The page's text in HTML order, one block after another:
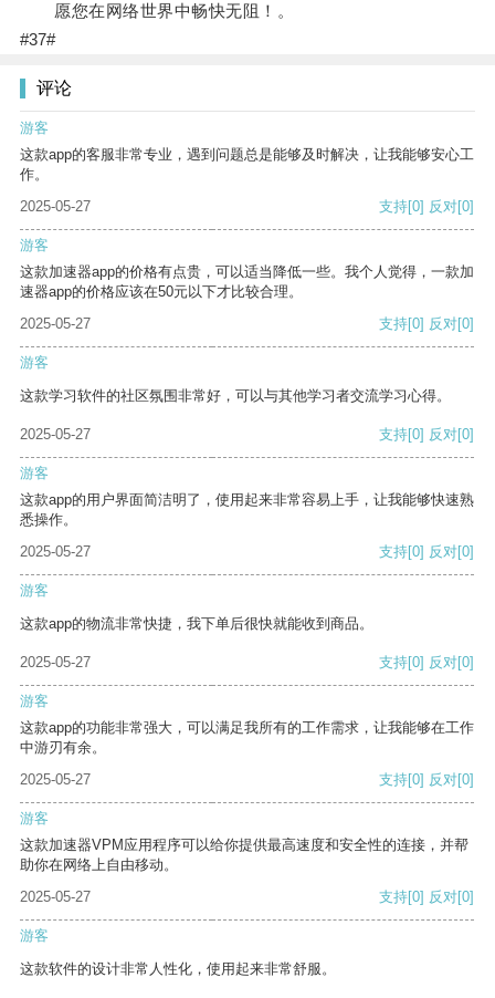
愿您在网络世界中畅快无阻！。
#37#
评论
游客
这款app的客服非常专业，遇到问题总是能够及时解决，让我能够安心工
作。
2025-05-27
支持[0] 反对[0]
游客
这款加速器app的价格有点贵，可以适当降低一些。我个人觉得，一款加
速器app的价格应该在50元以下才比较合理。
2025-05-27
支持[0] 反对[0]
游客
这款学习软件的社区氛围非常好，可以与其他学习者交流学习心得。
2025-05-27 支持[0] 反对[0]
游客
这款app的用户界面简洁明了，使用起来非常容易上手，让我能够快速熟
悉操作。
2025-05-27
支持[0] 反对[0]
游客
这款app的物流非常快捷，我下单后很快就能收到商品。
2025-05-27 支持[0] 反对[0]
游客
这款app的功能非常强大，可以满足我所有的工作需求，让我能够在工作
中游刃有余。
2025-05-27
支持[0] 反对[0]
游客
这款加速器VPM应用程序可以给你提供最高速度和安全性的连接，并帮
助你在网络上自由移动。
2025-05-27
支持[0] 反对[0]
游客
这款软件的设计非常人性化，使用起来非常舒服。